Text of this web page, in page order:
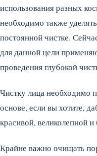
использования разных
необходимо также
постоянной чистке.
для данной цели
проведения глубокой
Чистку лица необходимо
основе, если вы хотите,
красивой, великолепной
Крайне важно очищать